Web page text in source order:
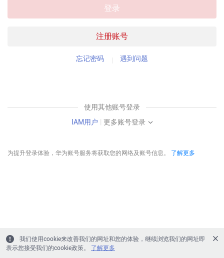
注册账号
登录
忘记密码 遇到问题
使用其他账号登录
IAM用户 | 更多账号登录
为提升登录体验，华为账号服务将获取您的网络及账号信息。 了解更多
我们使用cookie来改善我们的网址和您的体验，继续浏览我们的网址即
表示您接受我们的cookie政策。
了解更多